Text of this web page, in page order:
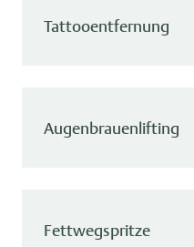
Tattooentfernung
Augenbrauenlifting
Fettwegspritze